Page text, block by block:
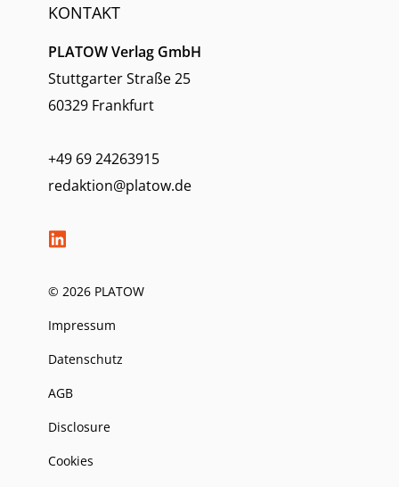
KONTAKT
PLATOW Verlag GmbH
Stuttgarter Straße 25
60329 Frankfurt
+49 69 24263915
redaktion@platow.de
© 2026 PLATOW
Impressum
Datenschutz
AGB
Disclosure
Cookies